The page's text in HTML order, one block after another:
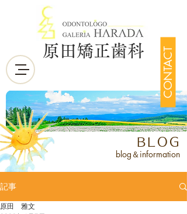
CONTACT
原田矯正歯科
BLOG
blog＆information
記事
原田 雅文